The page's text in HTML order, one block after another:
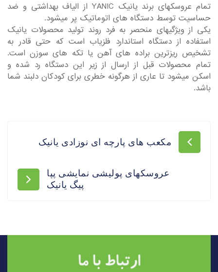
تمام عروسکهای برند یانیک YANIC از الیاف بهداشتی و ضد
حساسیت توسط دستگاه های اتوماتیک پر میشود.
یکی از ویژگیهای منحصر به فرد روند تولید محصولات یانیک
استفاده از دستگاه استاندارد فلزیاب است که حتی قادر به
تشخیص ریزترین براده های آهن یا تکه های سوزن است.
تمام محصولات قبل از ارسال از زیر این دستگاه رد شده و
اسکن میشود تا عاری از هرگونه خطری برای کودکان دلبند شما
باشد.
مکعب های پارچه ای نوزادی یانیک
عروسکهای پولیشی نمایشی پپا
پیگ یانیک